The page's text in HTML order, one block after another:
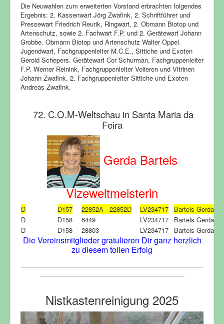
Die Neuwahlen zum erweiterten Vorstand erbrachten folgendes
Ergebnis: 2. Kassenwart Jörg Zwafink, 2. Schriftführer und
Pressewart Friedrich Reurik, Ringwart, 2. Obmann Biotop und
Artenschutz, sowie 2. Fachwart F.P. und 2. Gerätewart Johann
Grobbe. Obmann Biotop und Artenschutz Walter Oppel.
Jugendwart, Fachgruppenleiter M.C.E., Sittiche und Exoten
Gerold Schepers. Gerätewart Cor Schurman, Fachgruppenleiter
F.P. Werner Reinink, Fachgruppenleiter Volieren und Vitrinen
Johann Zwafink. 2. Fachgruppenleiter Sittiche und Exoten
Andreas Zwafink.
72. C.O.M-Weltschau in Santa Maria da
Feira
Gerda Bartels
Vizeweltmeisterin
D D157 22852A - 22852D LV234717
Bartels Gerda
D
D158 6449 LV234717
Bartels Gerda
D
D158 28803 LV234717 Bartels Gerda
Die Vereinsmitglieder gratulieren Dir ganz herzlich
zu diesem tollen Erfolg
Nistkastenreinigung 2025